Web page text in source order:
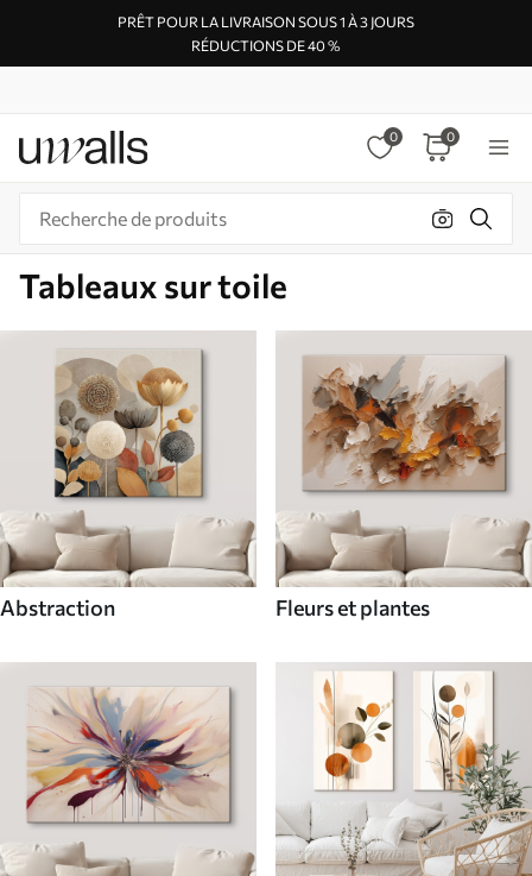
PRÊT POUR LA LIVRAISON SOUS 1 À 3 JOURS
RÉDUCTIONS DE 40 %
0 0
Tableaux sur toile
Abstraction Fleurs et plantes